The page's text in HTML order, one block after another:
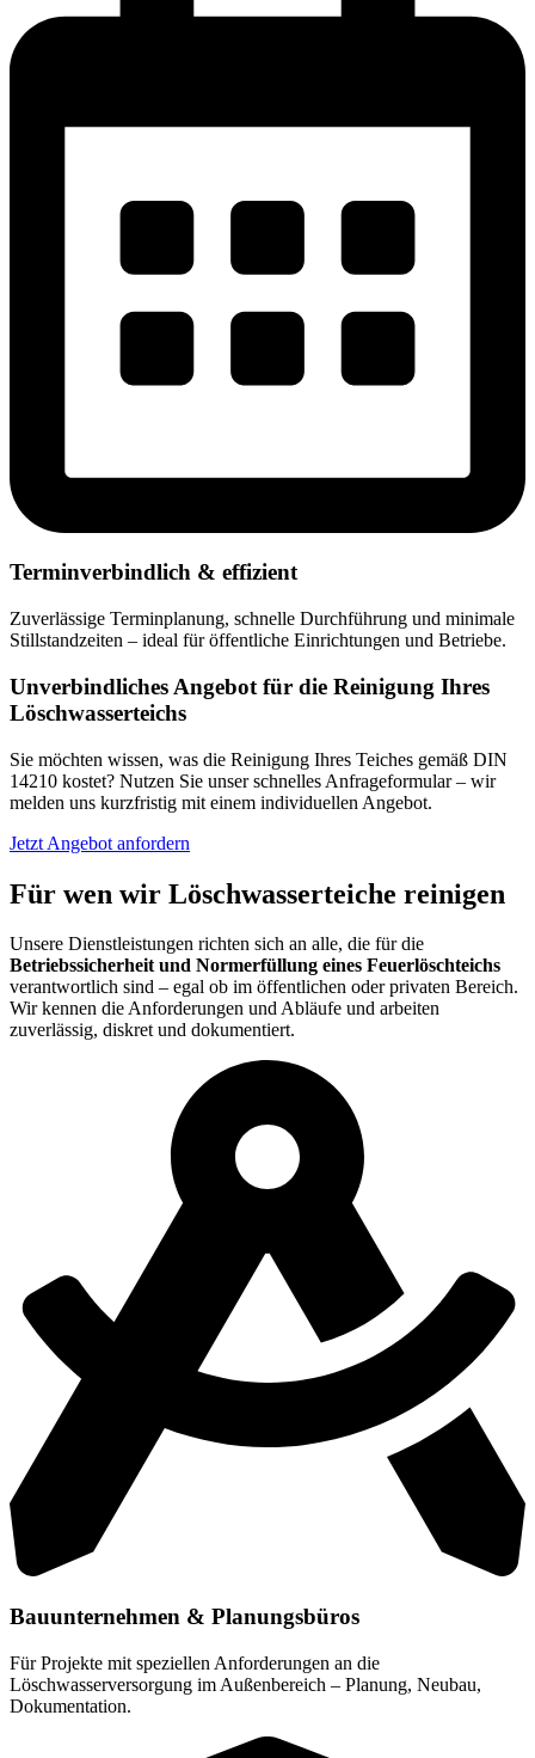
Terminverbindlich & effizient
Zuverlässige Terminplanung, schnelle Durchführung und minimale
Stillstandzeiten – ideal für öffentliche Einrichtungen und Betriebe.
Unverbindliches Angebot für die Reinigung Ihres
Löschwasserteichs
Sie möchten wissen, was die Reinigung Ihres Teiches gemäß DIN
14210 kostet? Nutzen Sie unser schnelles Anfrageformular – wir
melden uns kurzfristig mit einem individuellen Angebot.
Jetzt Angebot anfordern
Für wen wir Löschwasserteiche reinigen
Unsere Dienstleistungen richten sich an alle, die für die
Betriebssicherheit und Normerfüllung eines Feuerlöschteichs
verantwortlich sind – egal ob im öffentlichen oder privaten Bereich.
Wir kennen die Anforderungen und Abläufe und arbeiten
zuverlässig, diskret und dokumentiert.
Bauunternehmen & Planungsbüros
Für Projekte mit speziellen Anforderungen an die
Löschwasserversorgung im Außenbereich – Planung, Neubau,
Dokumentation.